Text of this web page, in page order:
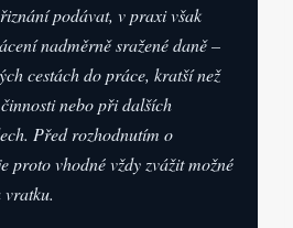
podávat, v praxi však
nadměrně sražené daně –
cestách do práce, kratší než
nebo při dalších
Před rozhodnutím o
proto vhodné vždy zvážit možné